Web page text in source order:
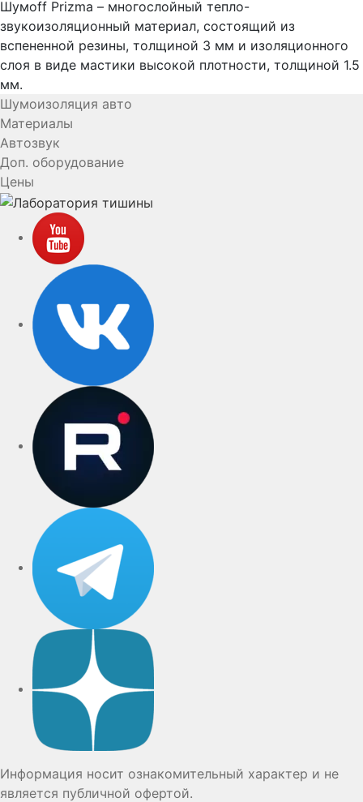
Шумоff Prizma – многослойный тепло-
звукоизоляционный материал, состоящий из
вспененной резины, толщиной 3 мм и изоляционного
слоя в виде мастики высокой плотности, толщиной 1.5
мм.
Шумоизоляция авто
Материалы
Автозвук
Доп. оборудование
Цены
Информация носит ознакомительный характер и не
является публичной офертой.